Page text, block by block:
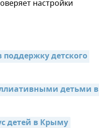
настройки
детского
детьми в
детей в Крыму